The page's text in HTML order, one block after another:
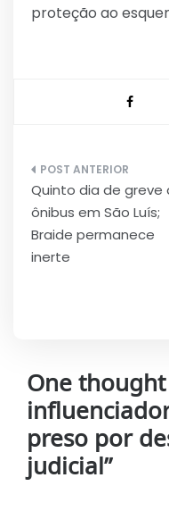
proteção ao
Navegação
de
Post
Quinto dia de greve
ônibus em São Luís;
Braide permanece
inerte
One thought
preso por
judicial”